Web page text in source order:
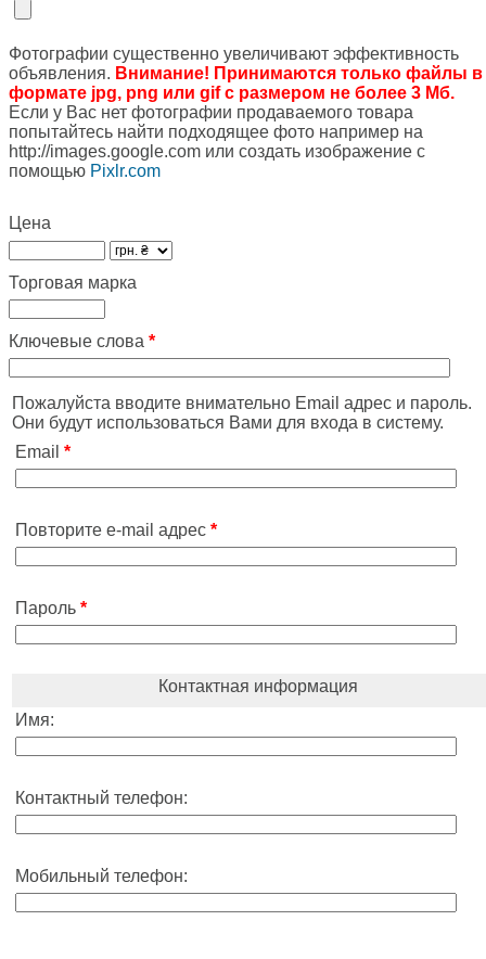
Фотографии существенно увеличивают эффективность
объявления. Внимание! Принимаются только файлы в
формате jpg, png или gif с размером не более 3 Мб.
Если у Вас нет фотографии продаваемого товара
попытайтесь найти подходящее фото например на
http://images.google.com или создать изображение с
помощью Pixlr.com
Цена
Торговая марка
Ключевые слова *
Пожалуйста вводите внимательно Email адрес и пароль.
Они будут использоваться Вами для входа в систему.
Email *
Повторите e-mail адрес *
Пароль *
Контактная информация
Имя:
Контактный телефон:
Мобильный телефон: